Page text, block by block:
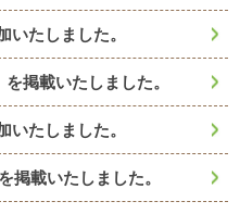
いたしました。
掲載いたしました。
いたしました。
掲載いたしました。